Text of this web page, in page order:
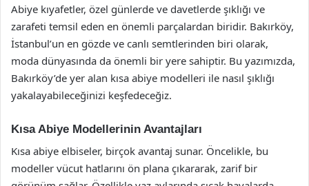
Abiye kıyafetler, özel günlerde ve davetlerde şıklığı ve
zarafeti temsil eden en önemli parçalardan biridir. Bakırköy,
İstanbul’un en gözde ve canlı semtlerinden biri olarak,
moda dünyasında da önemli bir yere sahiptir. Bu yazımızda,
Bakırköy’de yer alan kısa abiye modelleri ile nasıl şıklığı
yakalayabileceğinizi keşfedeceğiz.
Kısa Abiye Modellerinin Avantajları
Kısa abiye elbiseler, birçok avantaj sunar. Öncelikle, bu
modeller vücut hatlarını ön plana çıkararak, zarif bir